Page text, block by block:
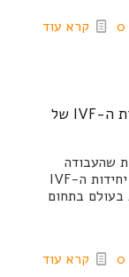
0 קרא עוד
עבודה פוריה – על פעילותנו עם יחידות ה-IVF של
שהעבודה
עמם היא גם זכות. כזו היא עבודתנו עם יחידות ה-IVF
בעולם בתחום
0 קרא עוד